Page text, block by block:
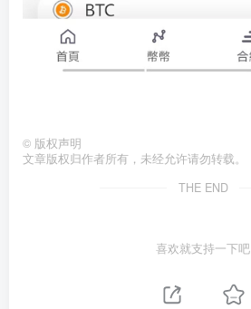
© 版权声明
文章版权归作者所有，未经允许请勿转载。
THE END
喜欢就支持一下吧